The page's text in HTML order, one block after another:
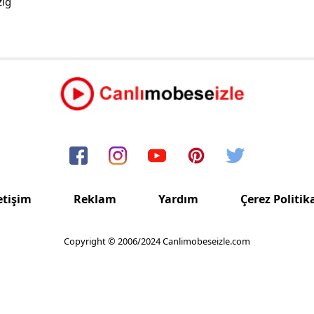
Reklam Yardım Çerez
Copyright © 2006/2024 Canlimobeseizle.com